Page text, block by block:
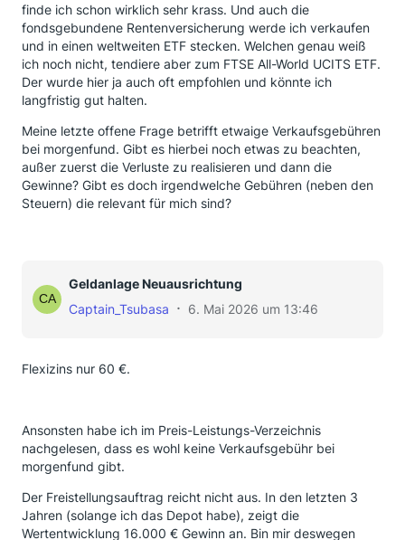
finde ich schon wirklich sehr krass. Und auch die
fondsgebundene Rentenversicherung werde ich verkaufen
und in einen weltweiten ETF stecken. Welchen genau weiß
ich noch nicht, tendiere aber zum FTSE All-World UCITS ETF.
Der wurde hier ja auch oft empfohlen und könnte ich
langfristig gut halten.
Meine letzte offene Frage betrifft etwaige Verkaufsgebühren
bei morgenfund. Gibt es hierbei noch etwas zu beachten,
außer zuerst die Verluste zu realisieren und dann die
Gewinne? Gibt es doch irgendwelche Gebühren (neben den
Steuern) die relevant für mich sind?
Geldanlage Neuausrichtung
Captain_Tsubasa
6. Mai 2026 um 13:46
Flexizins nur 60 €.
Ansonsten habe ich im Preis-Leistungs-Verzeichnis
nachgelesen, dass es wohl keine Verkaufsgebühr bei
morgenfund gibt.
Der Freistellungsauftrag reicht nicht aus. In den letzten 3
Jahren (solange ich das Depot habe), zeigt die
Wertentwicklung 16.000 € Gewinn an. Bin mir deswegen